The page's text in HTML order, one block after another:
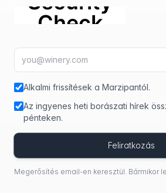
E-mail-cím
Alkalmi frissítések a Marzipantól.
Az ingyenes heti borászati hírek
pénteken.
Feliratkozás
Megerősítés email-en keresztül. Bármikor